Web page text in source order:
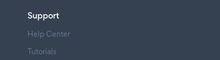
Support
Help Center
Tutorials